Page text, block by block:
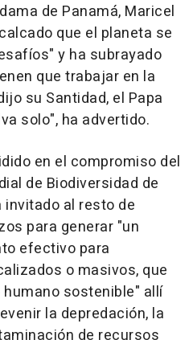
de Panamá, Maricel
que el planeta se
y ha subrayado
que trabajar en la
su Santidad, el Papa
solo", ha advertido.
en el compromiso del
de Biodiversidad de
invitado al resto de
para generar "un
efectivo para
o masivos, que
sostenible" allí
la depredación, la